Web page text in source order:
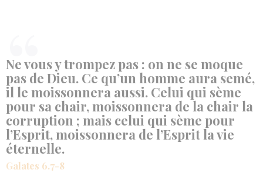
Ne vous y trompez pas : on ne se moque
pas de Dieu. Ce qu’un homme aura semé,
il le moissonnera aussi. Celui qui sème
pour sa chair, moissonnera de la chair la
corruption ; mais celui qui sème pour
l’Esprit, moissonnera de l’Esprit la vie
éternelle.
Galates 6.7-8